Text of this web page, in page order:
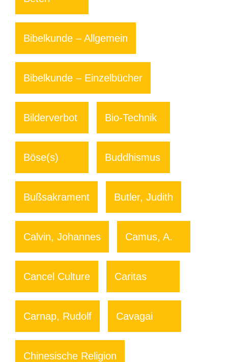
Bibelkunde – Allgemein
Bibelkunde – Einzelbücher
Bilderverbot Bio-Technik
Böse(s) Buddhismus
Bußsakrament Butler, Judith
Calvin, Johannes Camus, A.
Cancel Culture Caritas
Carnap, Rudolf Cavagai
Chinesische Religion